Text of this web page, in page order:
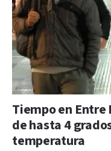
Tiempo en
de hasta 4
temperatura